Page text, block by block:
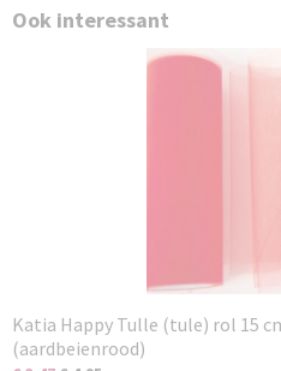
Ook interessant
Katia Happy Tulle (tule) rol 15
(aardbeienrood)